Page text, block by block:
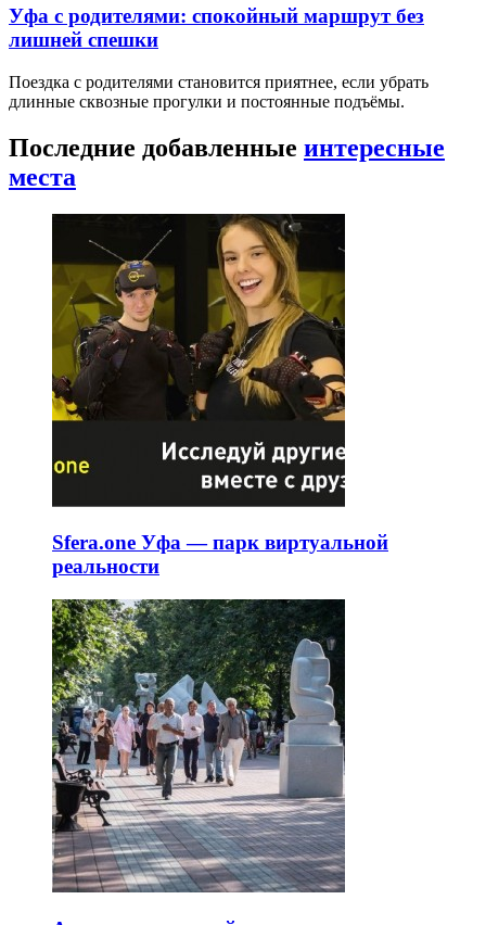
Уфа с родителями: спокойный маршрут без
лишней спешки
Поездка с родителями становится приятнее, если убрать
длинные сквозные прогулки и постоянные подъёмы.
Последние добавленные интересные
места
Sfera.one Уфа — парк виртуальной
реальности